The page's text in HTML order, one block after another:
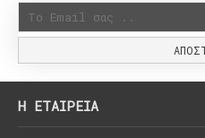
H ΕΤΑΙΡΕΊΑ